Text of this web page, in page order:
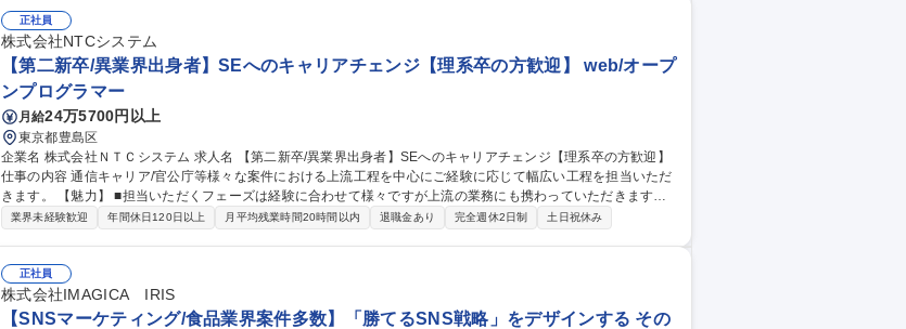
らず、効果計測に基づき「クリエイティブの力で売上を最大化する」攻めの運用を行います。 募集職種 【SNSマ
ーケティング】「勝てるSNS戦略」をデザインする/食品業界案件多数
正社員
株式会社NTCシステム
【第二新卒/異業界出身者】SEへのキャリアチェンジ【理系卒の方歓迎】 web/オープ
ンプログラマー
月給24万5700円以上
東京都豊島区
企業名 株式会社ＮＴＣシステム 求人名 【第二新卒/異業界出身者】SEへのキャリアチェンジ【理系卒の方歓迎】
仕事の内容 通信キャリア/官公庁等様々な案件における上流工程を中心にご経験に応じて幅広い工程を担当いただ
きます。 【魅力】 ■担当いただくフェーズは経験に合わせて様々ですが上流の業務にも携わっていただきます。
顧客折衝経験や業務知識も習得できます。 ■期間は1年～10年以上の大規模長期案件が中心となります。大きい業
業界未経験歓迎 年間休日120日以上 月平均残業時間20時間以内 退職金あり 完全週休2日制 土日祝休み
正社員
株式会社IMAGICA IRIS
【SNSマーケティング/食品業界案件多数】「勝てるSNS戦略」をデザインする その